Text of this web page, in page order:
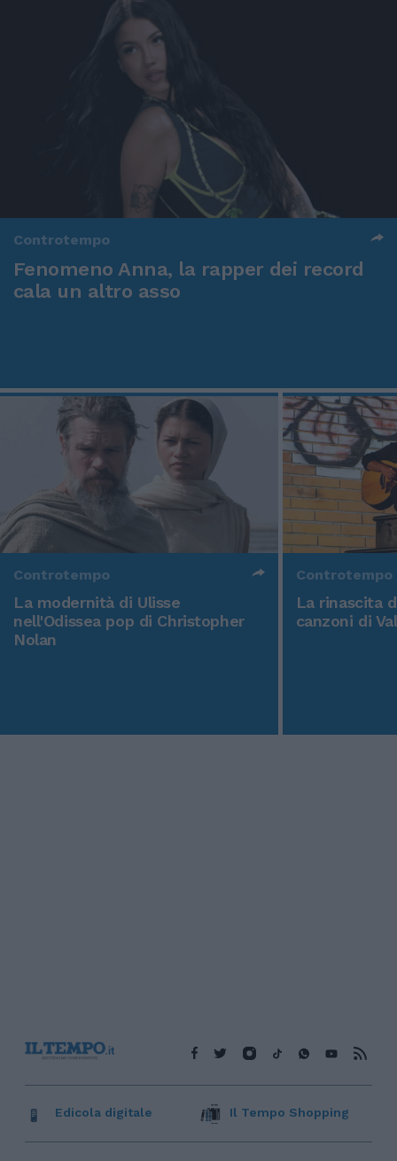
Controtempo
Fenomeno Anna, la rapper dei record
cala un altro asso
Controtempo
La modernità di Ulisse
nell'Odissea pop di Christopher
Nolan
Controtempo
La rinascita
canzoni di
Edicola digitale Il Tempo Shopping